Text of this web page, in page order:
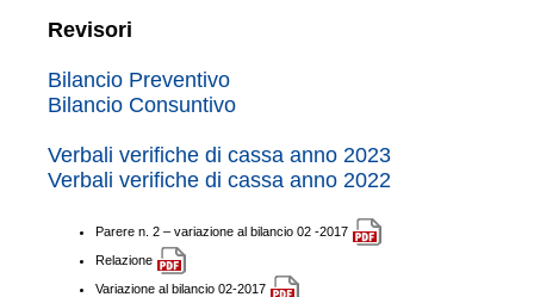
Revisori
Bilancio Preventivo
Bilancio Consuntivo
Verbali verifiche di cassa anno 2023
Verbali verifiche di cassa anno 2022
Parere n. 2 – variazione al bilancio 02 -2017
Relazione
Variazione al bilancio 02-2017